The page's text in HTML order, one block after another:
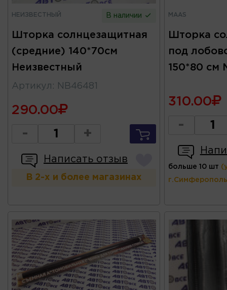
НЕИЗВЕСТНЫЙ В наличии
Шторка солнцезащитная
(средние) 140*70см
Неизвестный
Артикул : NB46481
290.00
- +
Написать отзыв
В 2-х и более магазинах
MAAS
Шторка
под
150*80 см
310.00
-
больше 10 шт